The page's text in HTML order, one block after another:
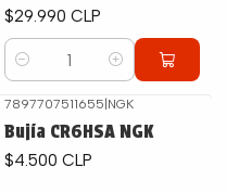
$29.990 CLP
Cantidad
7897707511655 NGK
Bujía CR6HSA NGK
$4.500 CLP